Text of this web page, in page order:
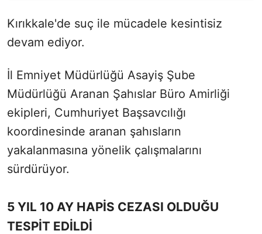
Kırıkkale'de suç ile mücadele kesintisiz
devam ediyor.
İl Emniyet Müdürlüğü Asayiş Şube
Müdürlüğü Aranan Şahıslar Büro Amirliği
ekipleri, Cumhuriyet Başsavcılığı
koordinesinde aranan şahısların
yakalanmasına yönelik çalışmalarını
sürdürüyor.
5 YIL 10 AY HAPİS CEZASI OLDUĞU
TESPİT EDİLDİ